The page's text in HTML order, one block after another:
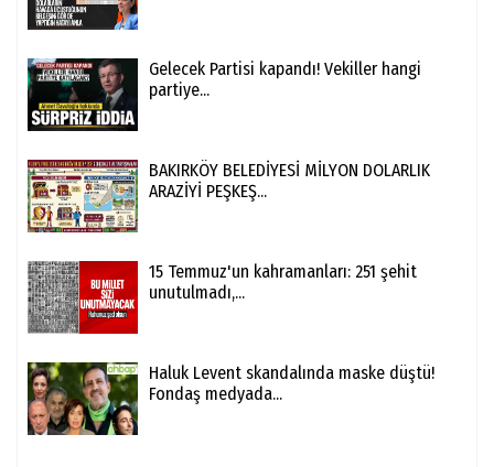
Gelecek Partisi kapandı! Vekiller hangi
partiye...
BAKIRKÖY BELEDİYESİ MİLYON DOLARLIK
ARAZİYİ PEŞKEŞ...
15 Temmuz'un kahramanları: 251 şehit
unutulmadı,...
Haluk Levent skandalında maske düştü!
Fondaş medyada...